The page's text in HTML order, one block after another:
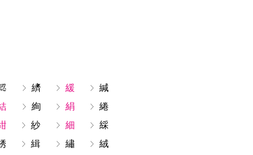
纃 緩
緘
絢 絹
綣
紗 細
綵
緝 繡
絨